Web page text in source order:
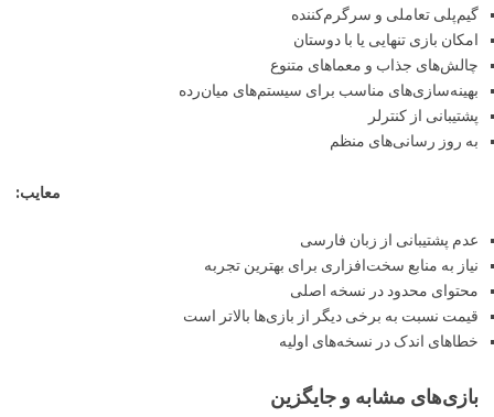
گیم‌پلی تعاملی و سرگرم‌کننده
امکان بازی تنهایی یا با دوستان
چالش‌های جذاب و معماهای متنوع
بهینه‌سازی‌های مناسب برای سیستم‌های میان‌رده
پشتیبانی از کنترلر
به روز رسانی‌های منظم
معایب:
عدم پشتیبانی از زبان فارسی
نیاز به منابع سخت‌افزاری برای بهترین تجربه
محتوای محدود در نسخه اصلی
قیمت نسبت به برخی دیگر از بازی‌ها بالاتر است
خطاهای اندک در نسخه‌های اولیه
بازی‌های مشابه و جایگزین